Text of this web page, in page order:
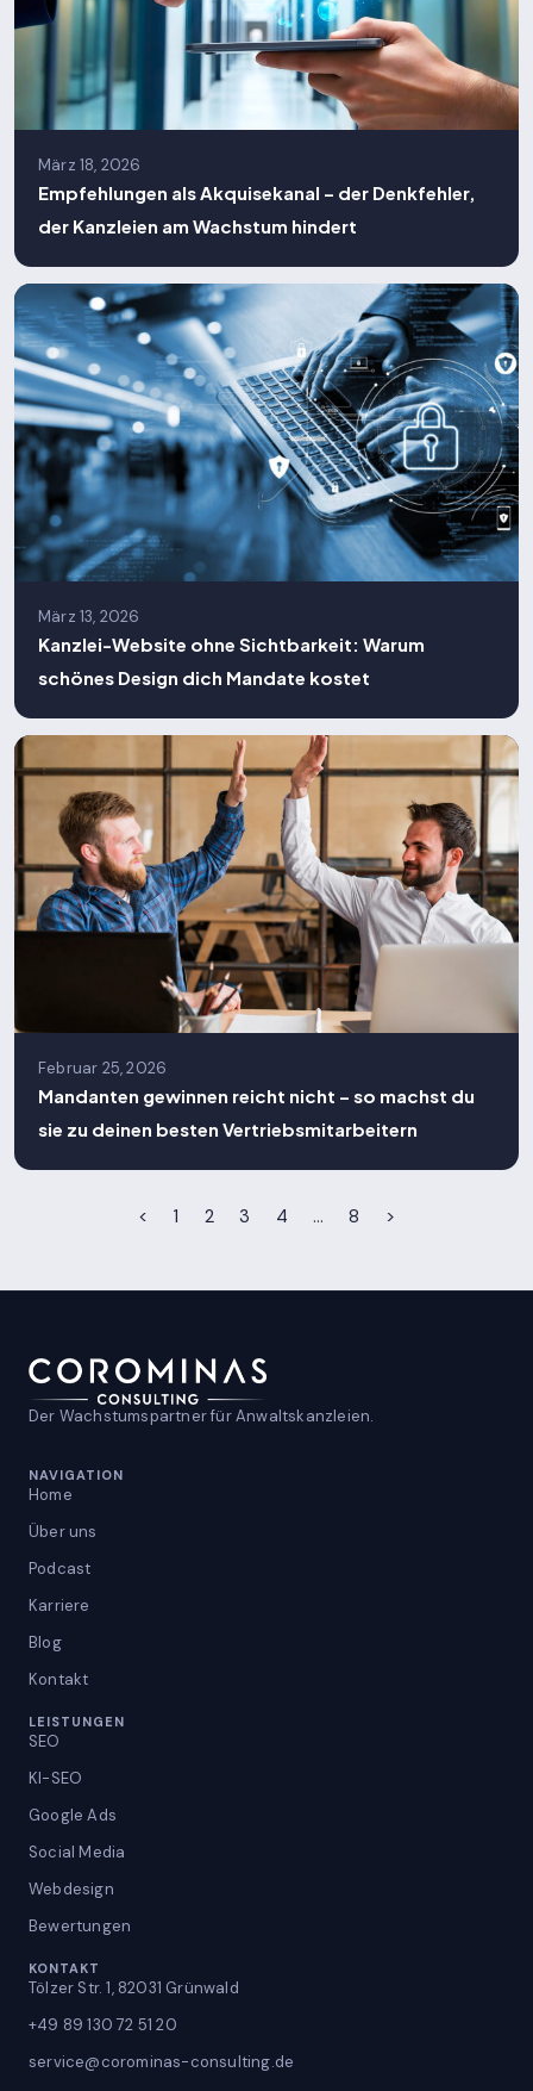
März 18, 2026
Empfehlungen als Akquisekanal – der Denkfehler,
der Kanzleien am Wachstum hindert
März 13, 2026
Kanzlei-Website ohne Sichtbarkeit: Warum
schönes Design dich Mandate kostet
Februar 25, 2026
Mandanten gewinnen reicht nicht – so machst du
sie zu deinen besten Vertriebsmitarbeitern
< 1 2 3 4 … 8 >
Der Wachstumspartner für Anwaltskanzleien.
NAVIGATION
Home
Über uns
Podcast
Karriere
Blog
Kontakt
LEISTUNGEN
SEO
KI-SEO
Google Ads
Social Media
Webdesign
Bewertungen
KONTAKT
Tölzer Str. 1, 82031 Grünwald
+49 89 130 72 51 20
service@corominas-consulting.de